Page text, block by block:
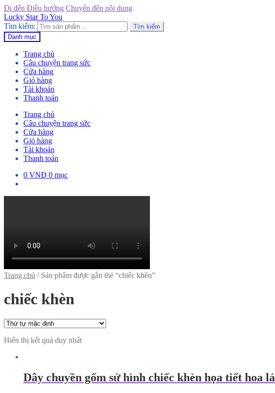
Đi đến Điều hướng Chuyển đến nội dung
Lucky Star To You
Tìm kiếm:
Tìm kiếm
Danh mục
Trang chủ
Câu chuyện trang sức
Cửa hàng
Giỏ hàng
Tài khoản
Thanh toán
Trang chủ
Câu chuyện trang sức
Cửa hàng
Giỏ hàng
Tài khoản
Thanh toán
0 VNĐ 0 mục
Trang chủ / Sản phẩm được gắn thẻ “chiếc khèn”
chiếc khèn
Hiển thị kết quả duy nhất
Dây chuyền gốm sứ hình chiếc khèn họa tiết hoa lá